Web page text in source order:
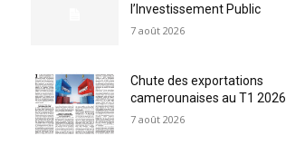
l’Investissement Public
7 août 2026
Chute des exportations
camerounaises au T1 2026
7 août 2026